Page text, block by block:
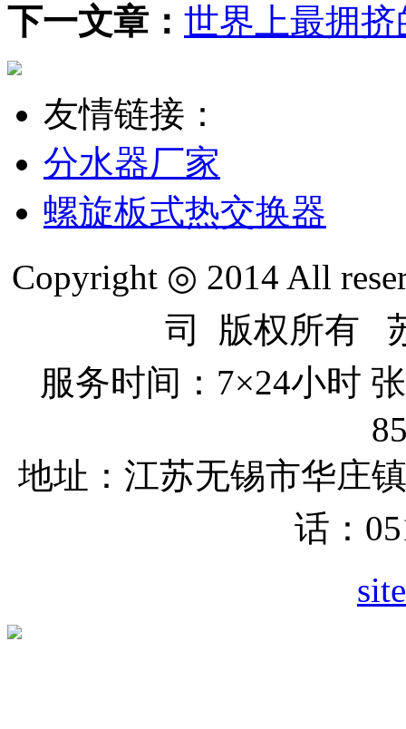
下一文章： 世界上最拥
友情链接：
分水器厂家
螺旋板式热交换器
Copyright ◎ 2014 All
司 版权所有
服务时间：7×24小时
地址：江苏无锡市华庄
话：